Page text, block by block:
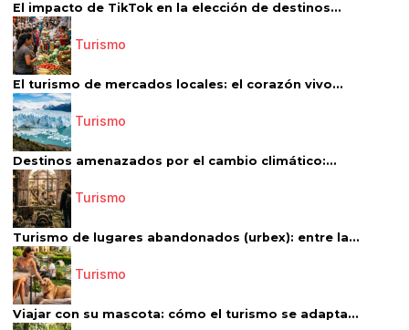
El impacto de TikTok en la elección de destinos...
Turismo
El turismo de mercados locales: el corazón vivo...
Turismo
Destinos amenazados por el cambio climático:...
Turismo
Turismo de lugares abandonados (urbex): entre la...
Turismo
Viajar con su mascota: cómo el turismo se adapta...